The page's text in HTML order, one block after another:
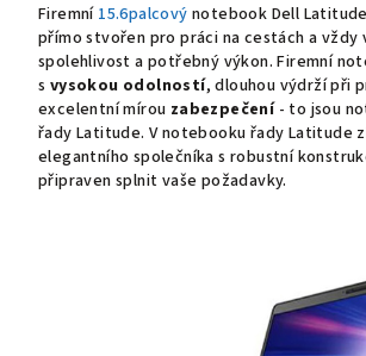
Firemní 15.6palcový notebook Dell
přímo stvořen pro práci na cestách a vždy
spolehlivost a potřebný výkon. Firemní
s vysokou odolností, dlouhou výdrží při
excelentní mírou zabezpečení - to jsou
řady Latitude. V notebooku řady Latitude
elegantního společníka s robustní
připraven splnit vaše požadavky.